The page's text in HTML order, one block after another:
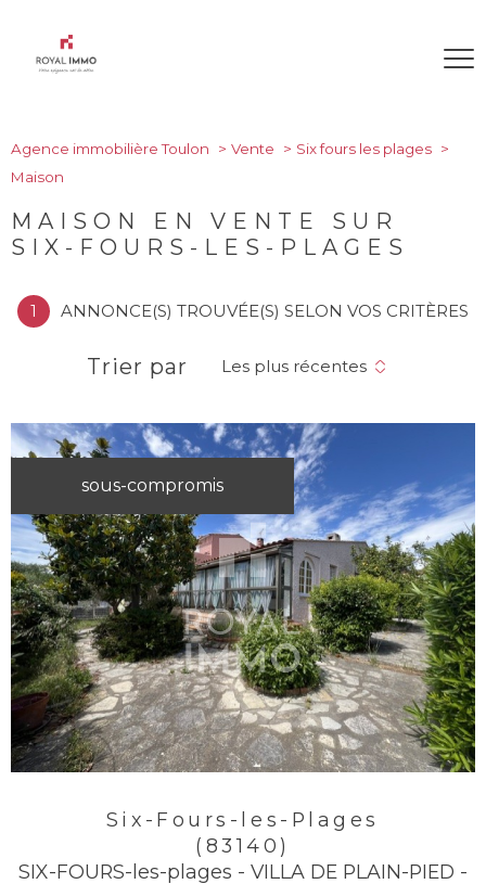
Agence immobilière Toulon Vente
Six fours les plages
Maison
MAISON EN VENTE SUR
SIX-FOURS-LES-PLAGES
1 ANNONCE(S) TROUVÉE(S) SELON VOS CRITÈRES
Trier par Les plus récentes
sous-compromis
Six-Fours-les-Plages
(83140)
SIX-FOURS-les-plages - VILLA DE PLAIN-PIED -